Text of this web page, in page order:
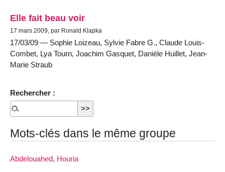
Elle fait beau voir
17 mars 2009, par Ronald Klapka
17/03/09 — Sophie Loizeau, Sylvie Fabre G., Claude Louis-
Combet, Lya Tourn, Joachim Gasquet, Danièle Huillet, Jean-
Marie Straub
Rechercher :
Mots-clés dans le même groupe
Abdelouahed, Houria